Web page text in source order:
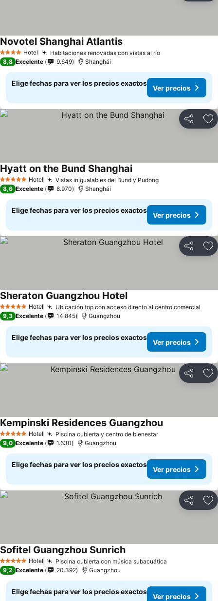
4 EstrellasHotel Habitaciones renovadas con vistas al río
Novotel Shanghai Atlantis
8,8 Excelente 9.649 Shanghái
Elige fechas para ver los precios exactos
Ver precios
Compartir
5 Estrellas Hotel Vistas inigualables del Bund y Pudong
Hyatt on the Bund Shanghai
8,6 Excelente 8.970 Shanghái
Elige fechas para ver los precios exactos
Ver precios
Compartir
5 Estrellas Hotel Ubicación top con acceso directo al centro comercial
Sheraton Guangzhou Hotel
9,3 Excelente 14.845 Guangzhou
Elige fechas para ver los precios exactos
Ver precios
Compartir
5 Estrellas Hotel Piscina cubierta y centro de bienestar
Kempinski Residences Guangzhou
9,0 Excelente 1.630 Guangzhou
Elige fechas para ver los precios exactos
Ver precios
Compartir
5 Estrellas Hotel Piscina cubierta con música subacuática
Sofitel Guangzhou Sunrich
9,2 Excelente 20.392 Guangzhou
Elige fechas para ver los precios exactos
Ver precios